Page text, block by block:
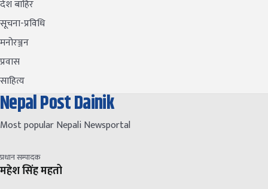
देश बाहिर
सूचना-प्रविधि
मनोरञ्जन
प्रवास
साहित्य
Nepal Post Dainik
Most popular Nepali Newsportal
प्रधान सम्पादक
महेश सिंह महतो